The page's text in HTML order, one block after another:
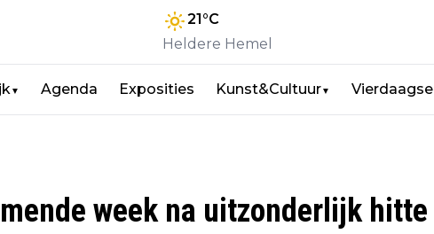
21°C
Heldere Hemel
▼ Agenda Exposities Kunst&Cultuur▼ Vierdaagse
week na uitzonderlijk hitte